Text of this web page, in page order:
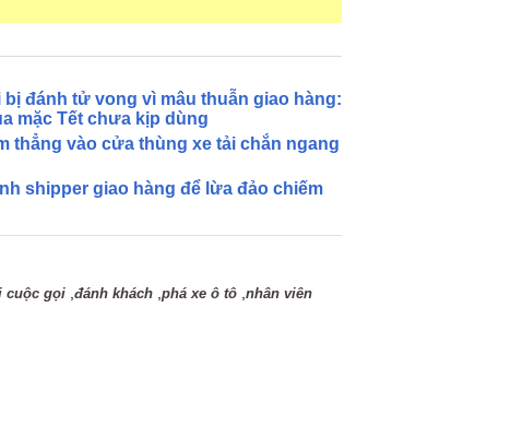
đánh tử vong vì mâu thuẫn giao hàng:
mặc Tết chưa kịp dùng
thẳng vào cửa thùng xe tải chắn ngang
shipper giao hàng để lừa đảo chiếm
cuộc gọi đánh khách phá xe ô tô nhân viên